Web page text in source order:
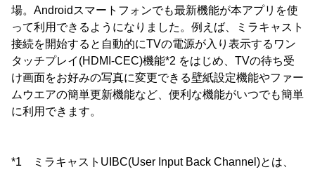
場。Androidスマートフォンでも最新機能が本アプリを使
って利用できるようになりました。例えば、ミラキャスト
接続を開始すると自動的にTVの電源が入り表示するワン
タッチプレイ(HDMI-CEC)機能*2 をはじめ、TVの待ち受
け画面をお好みの写真に変更できる壁紙設定機能やファー
ムウエアの簡単更新機能など、便利な機能がいつでも簡単
に利用できます。
*1 ミラキャストUIBC(User Input Back Channel)とは、